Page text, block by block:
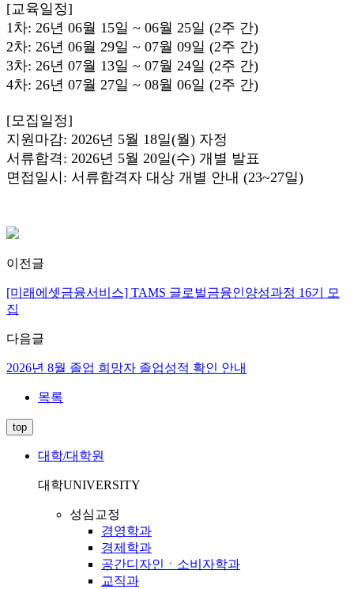
[교육일정]
1차: 26년 06월 15일 ~ 06월 25일 (2주 간)
2차: 26년 06월 29일 ~ 07월 09일 (2주 간)
3차: 26년 07월 13일 ~ 07월 24일 (2주 간)
4차: 26년 07월 27일 ~ 08월 06일 (2주 간)
[모집일정]
지원마감: 2026년 5월 18일(월) 자정
서류합격: 2026년 5월 20일(수) 개별 발표
면접일시: 서류합격자 대상 개별 안내 (23~27일)
이전글
[미래에셋금융서비스] TAMS 글로벌금융인양성과정 16기 모
집
다음글
2026년 8월 졸업 희망자 졸업성적 확인 안내
목록
top
대학/대학원
대학UNIVERSITY
성심교정
경영학과
경제학과
공간디자인ㆍ소비자학과
교직과